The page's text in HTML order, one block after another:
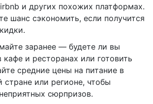
и других похожих платформах.
шанс сэкономить, если получится
заранее — будете ли вы
кафе и ресторанах или готовить
средние цены на питание в
стране или регионе, чтобы
сюрпризов.